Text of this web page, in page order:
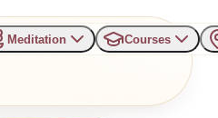
Meditation Courses